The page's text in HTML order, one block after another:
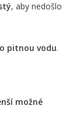
, aby nedošlo
pitnou vodu.
možné